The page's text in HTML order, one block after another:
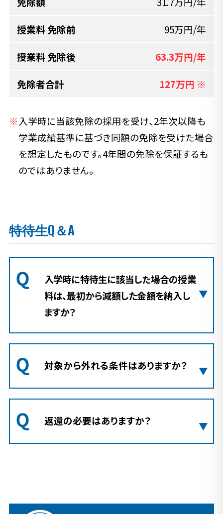
95万円/年
63.3万円/年
127万円 ※
※ 入学時に当該免除の採用を受け、2年次以降も
学業成績基準に基づき同額の免除を受けた場合
を想定したものです。4年間の免除を保証するも
のではありません。
特待生Q＆A
入学時に特待生に該当した場合の授業
料は、最初から減額した金額を納入し
ますか？
対象から外れる条件はありますか？
返還の必要はありますか？